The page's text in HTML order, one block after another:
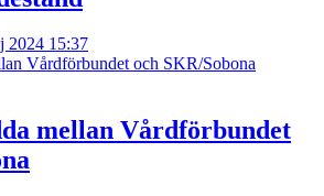
2024 15:37
mellan Vårdförbundet